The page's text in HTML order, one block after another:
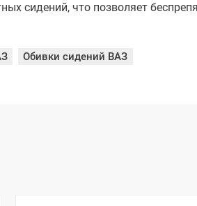
сидений, что позволяет
Обивки сидений ВАЗ